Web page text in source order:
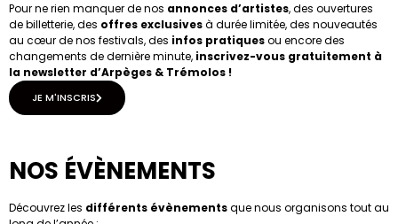
Pour ne rien manquer de nos annonces d’artistes, des ouvertures
de billetterie, des offres exclusivesà durée limitée, des nouveautés
au cœur de nos festivals, des infos pratiquesou encore des
changements de dernière minute, inscrivez-vous gratuitement à
la newsletter d’Arpèges & Trémolos !
JE M'INSCRIS
NOS ÉVÈNEMENTS
Découvrez les différents évènementsque nous organisons tout au